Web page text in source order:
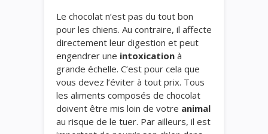
Le chocolat n’est pas du tout bon
pour les chiens. Au contraire, il affecte
directement leur digestion et peut
engendrer une intoxication à
grande échelle. C’est pour cela que
vous devez l’éviter à tout prix. Tous
les aliments composés de chocolat
doivent être mis loin de votre animal
au risque de le tuer. Par ailleurs, il est